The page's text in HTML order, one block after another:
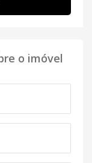
o imóvel